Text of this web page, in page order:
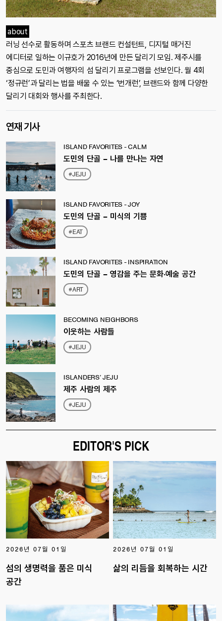
about
러닝 선수로 활동하며 스포츠 브랜드 컨설턴트, 디지털 매거진
에디터로 일하는 이규호가 2016년에 만든 달리기 모임. 제주시를
중심으로 도민과 여행자의 섬 달리기 프로그램을 선보인다. 월 4회
‘정규런’과 달리는 법을 배울 수 있는 ‘번개런’, 브랜드와 함께 다양한
달리기 대회와 행사를 주최한다.
연재 기사
ISLAND FAVORITES - CALM
도민의 단골 – 나를 만나는 자연
#JEJU
ISLAND FAVORITES - JOY
도민의 단골 – 미식의 기쁨
#EAT
ISLAND FAVORITES - INSPIRATION
도민의 단골 – 영감을 주는 문화·예술 공간
#ART
BECOMING NEIGHBORS
이웃하는 사람들
#JEJU
ISLANDERS’ JEJU
제주 사람의 제주
#JEJU
EDITOR'S PICK
2026년 07월 01일
섬의 생명력을 품은 미식
공간
2026년 07월 01일
삶의 리듬을 회복하는 시간